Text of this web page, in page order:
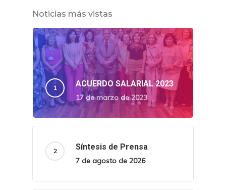
Noticias más vistas
ACUERDO SALARIAL 2023
17 de marzo de 2023
Síntesis de Prensa
7 de agosto de 2026